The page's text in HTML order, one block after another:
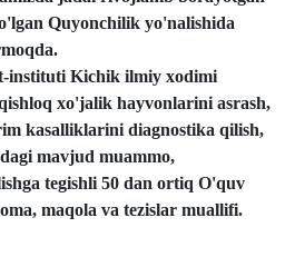
Quyonchilik yo'nalishida
instituti Kichik ilmiy xodimi
xo'jalik hayvonlarini asrash,
kasalliklarini diagnostika qilish,
mavjud muammo,
tegishli 50 dan ortiq O'quv
maqola va tezislar muallifi.